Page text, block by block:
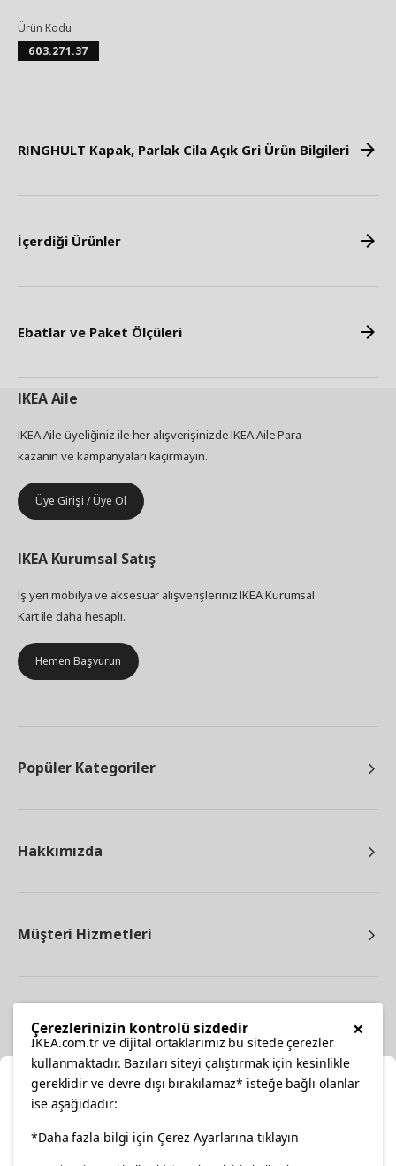
Ürün Kodu
603.271.37
RINGHULT Kapak, Parlak Cila Açık Gri Ürün Bilgileri
İçerdiği Ürünler
Ebatlar ve Paket Ölçüleri
IKEAAile
IKEA Aile üyeliğiniz ile her alışverişinizde IKEA Aile Para
kazanın ve kampanyaları kaçırmayın.
Üye Girişi / Üye Ol
IKEA Kurumsal Satış
İş yeri mobilya ve aksesuar alışverişleriniz IKEA Kurumsal
Kart ile daha hesaplı.
Hemen Başvurun
Popüler Kategoriler
Hakkımızda
Müşteri Hizmetleri
facebooktwitterinstagrampinterestyoutube
Konumunuzu Seçin
×
Çerezlerinizin kontrolü sizdedir
IKEA.com.tr ve dijital ortaklarımız bu sitede çerezler
kullanmaktadır. Bazıları siteyi çalıştırmak için kesinlikle
gereklidir ve devre dışı bırakılamaz* isteğe bağlı olanlar
ise aşağıdadır:
*Daha fazla bilgi için Çerez Ayarlarına tıklayın